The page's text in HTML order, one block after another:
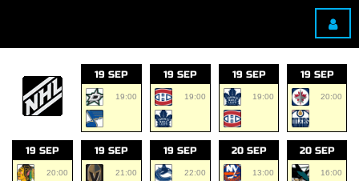
19 SEP
19:00
19 SEP
19:00
19 SEP
19:00
19 SEP
20:00
19 SEP
20:00
19 SEP
21:00
19 SEP
22:00
20 SEP
13:00
20 SEP
16:00